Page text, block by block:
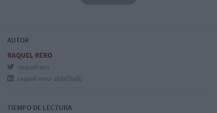
AUTOR
RAQUEL RERO
raquelrero
raquel-rero-abb03a60
TIEMPO DE LECTURA